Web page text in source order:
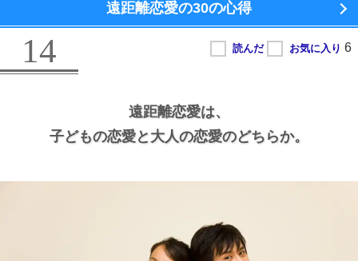
遠距離恋愛の30の心得
14
遠距離恋愛は、
子どもの恋愛と大人の恋愛のどちらか。